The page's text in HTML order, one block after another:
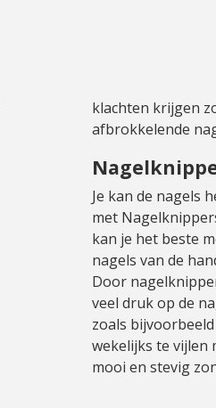
klachten krijgen
afbrokkelende
Je kan de nagels
met
kan je het beste
nagels van de
Door
veel druk op de
zoals
wekelijks te vijlen
mooi en stevig